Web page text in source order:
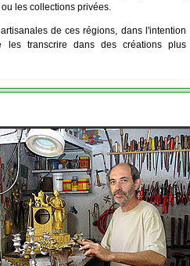
les collections privées.
de ces régions, dans l'intention
les transcrire dans des créations plus